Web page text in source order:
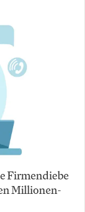
Firmendiebe
Millionen-